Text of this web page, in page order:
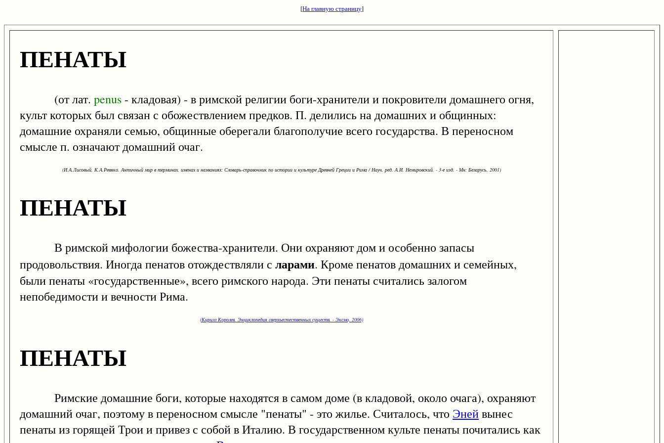
[На главную страницу]
ПЕНАТЫ
(от лат. penus - кладовая) - в римской религии боги-хранители и покровители домашнего огня,
культ которых был связан с обожествлением предков. П. делились на домашних и общинных:
домашние охраняли семью, общинные оберегали благополучие всего государства. В переносном
смысле п. означают домашний очаг.
(И.А.Лисовый, К.А.Ревяко. Античный мир в терминах, именах и названиях: Словарь-справочник по истории и культуре Древней Греции и Рима / Науч. ред. А.И. Немировский. - 3-е изд. - Мн: Беларусь, 2001)
ПЕНАТЫ
В римской мифологии божества-хранители. Они охраняют дом и особенно запасы
продовольствия. Иногда пенатов отождествляли с ларами. Кроме пенатов домашних и семейных,
были пенаты «государственные», всего римского народа. Эти пенаты считались залогом
непобедимости и вечности Рима.
(Кирилл Королев. Энциклопедия сверхъестественных существ. - Эксмо, 2006)
ПЕНАТЫ
Римские домашние боги, которые находятся в самом доме (в кладовой, около очага), охраняют
домашний очаг, поэтому в переносном смысле "пенаты" - это жилье. Считалось, что Энейвынес
пенаты из горящей Трои и привез с собой в Италию. В государственном культе пенаты почитались как